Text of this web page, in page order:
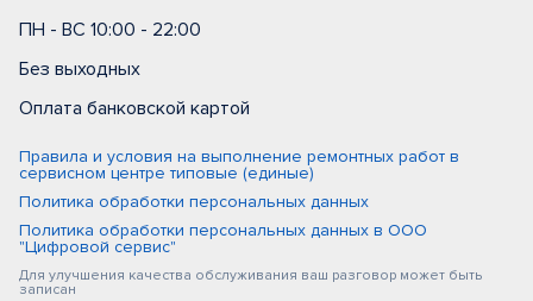
ПН - ВС 10:00 - 22:00
Без выходных
Оплата банковской картой
Правила и условия на выполнение ремонтных работ в
сервисном центре типовые (единые)
Политика обработки персональных данных
Политика обработки персональных данных в ООО
"Цифровой сервис"
Для улучшения качества обслуживания ваш разговор может быть
записан